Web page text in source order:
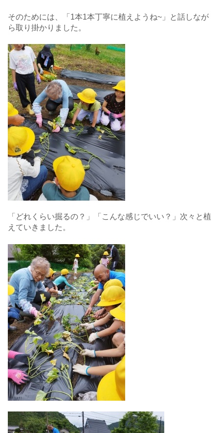
そのためには、「1本1本丁寧に植えようね~」と話しなが
ら取り掛かりました。
「どれくらい掘るの？」「こんな感じでいい？」次々と植
えていきました。